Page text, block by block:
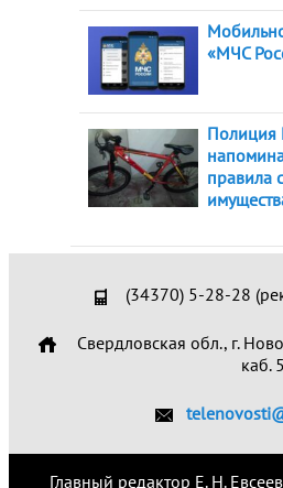
«МЧС
Полиция
правила
(34370) 5-28-28
Свердловская обл., г.
каб. 5
Главный редактор Е. Н.